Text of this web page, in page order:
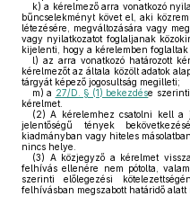
k) a kérelmező arra vonatkozó
bűncselekményt követ el, aki
létezésére, megváltozására vagy
vagy nyilatkozatot foglaljanak
kijelenti, hogy a kérelemben
l) az arra vonatkozó határozott
kérelmezőt az általa közölt adatok
tárgyát képező jogosultság megilleti;
m) a 27/D. § (1) bekezdése
kérelmet.
(2) A kérelemhez csatolni kell a
jelentőségű tények
kiadmányban vagy hiteles
nincs helye.
(3) A közjegyző a kérelmet
felhívás ellenére nem pótolta,
szerinti előlegezési
felhívásban megszabott határidő alatt